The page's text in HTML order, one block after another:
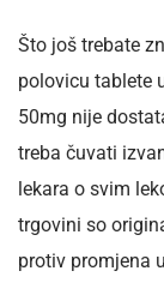
Što još trebate
polovicu tablete
50mg nije
treba čuvati
lekara o svim
trgovini so
protiv promjena